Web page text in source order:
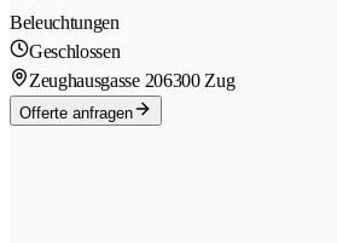
Beleuchtungen
Geschlossen
Zeughausgasse 206300 Zug
Offerte anfragen